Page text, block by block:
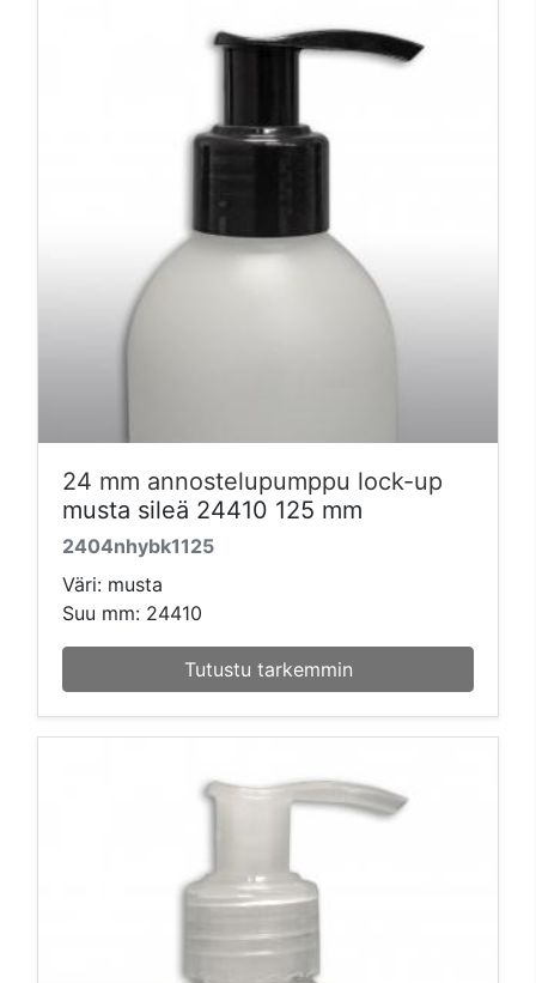
24 mm annostelupumppu lock-up
musta sileä 24410 125 mm
2404nhybk1125
Väri: musta
Suu mm: 24410
Tutustu tarkemmin